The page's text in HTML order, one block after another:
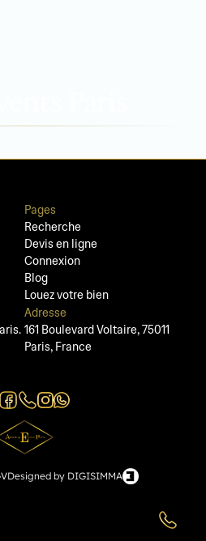
Pages
Recherche
Devis en ligne
Connexion
Blog
Louez votre bien
Adresse
161 Boulevard Voltaire, 75011
Paris, France
Designed by DIGISIMMA